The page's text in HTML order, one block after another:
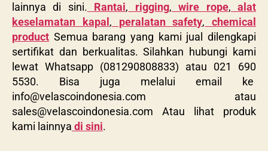
lainnya di sini. Rantai, rigging, wire rope, alat
keselamatan kapal , peralatan safety, chemical
product Semua barang yang kami jual dilengkapi
sertifikat dan berkualitas. Silahkan hubungi kami
lewat Whatsapp (081290808833) atau 021 690
5530. Bisa juga melalui email ke
info@velascoindonesia.com atau
sales@velascoindonesia.com Atau lihat produk
kami lainnya di sini.